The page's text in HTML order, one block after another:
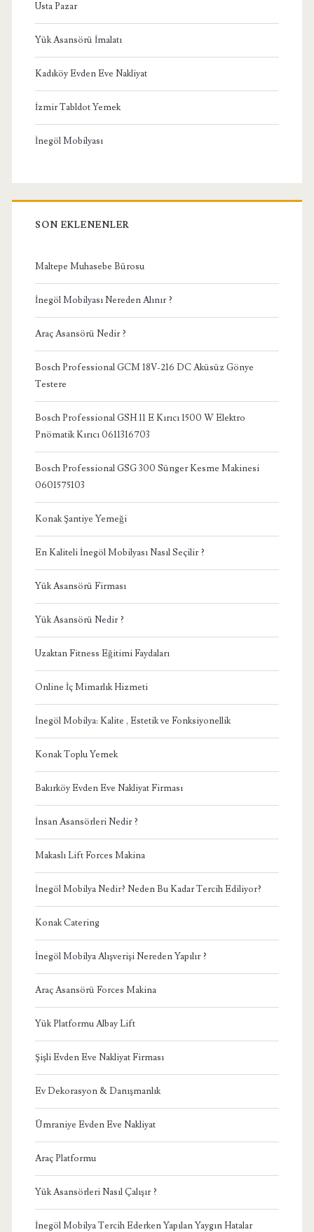
Usta Pazar
Yük Asansörü İmalatı
Kadıköy Evden Eve Nakliyat
İzmir Tabldot Yemek
İnegöl Mobilyası
SON EKLENENLER
Maltepe Muhasebe Bürosu
İnegöl Mobilyası Nereden Alınır ?
Araç Asansörü Nedir ?
Bosch Professional GCM 18V-216 DC Aküsüz Gönye
Testere
Bosch Professional GSH 11 E Kırıcı 1500 W Elektro
Pnömatik Kırıcı 0611316703
Bosch Professional GSG 300 Sünger Kesme Makinesi
0601575103
Konak Şantiye Yemeği
En Kaliteli İnegöl Mobilyası Nasıl Seçilir ?
Yük Asansörü Firması
Yük Asansörü Nedir ?
Uzaktan Fitness Eğitimi Faydaları
Online İç Mimarlık Hizmeti
İnegöl Mobilya: Kalite , Estetik ve Fonksiyonellik
Konak Toplu Yemek
Bakırköy Evden Eve Nakliyat Firması
İnsan Asansörleri Nedir ?
Makaslı Lift Forces Makina
İnegöl Mobilya Nedir? Neden Bu Kadar Tercih Ediliyor?
Konak Catering
İnegöl Mobilya Alışverişi Nereden Yapılır ?
Araç Asansörü Forces Makina
Yük Platformu Albay Lift
Şişli Evden Eve Nakliyat Firması
Ev Dekorasyon & Danışmanlık
Ümraniye Evden Eve Nakliyat
Araç Platformu
Yük Asansörleri Nasıl Çalışır ?
İnegöl Mobilya Tercih Ederken Yapılan Yaygın Hatalar